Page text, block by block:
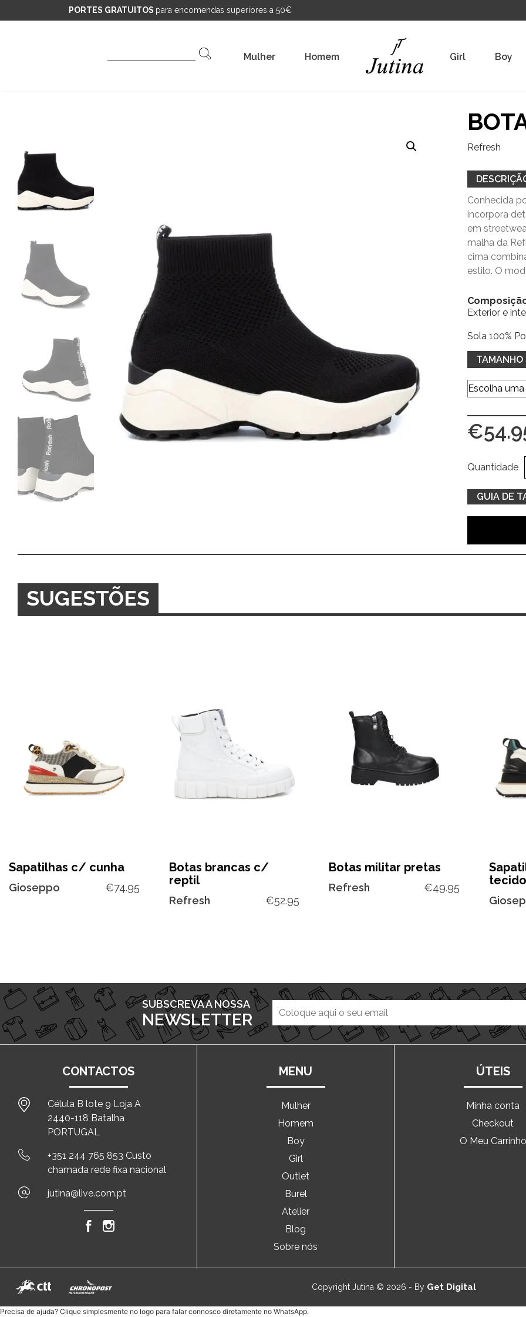
PORTES GRATUITOS para encomendas superiores a 50€
Mulher Homem Girl Boy
Refresh
Conhecida
incorpora
em
malha da
cima
estilo. O
Exterior e
Sola 100%
TAMANHO
€
Quantidade
GUIA DE
SUGESTÕES
Sapatilhas c/ cunha
Gioseppo €74.95
Botas brancas c/
reptil
Refresh €52.95
Botas militar pretas
Refresh €49.95
tecido
SUBSCREVA A NOSSA
NEWSLETTER
CONTACTOS
Célula B lote 9 Loja A
2440-118 Batalha
PORTUGAL
+351 244 765 853 Custo
chamada rede fixa nacional
jutina@live.com.pt
MENU
Mulher
Homem
Boy
Girl
Outlet
Burel
Atelier
Blog
Sobre nós
ÚTEIS
Minha conta
Checkout
O Meu Carrinho
Copyright Jutina © 2026 - By Get Digital
Precisa de ajuda? Clique simplesmente no logo para falar connosco diretamente no WhatsApp.